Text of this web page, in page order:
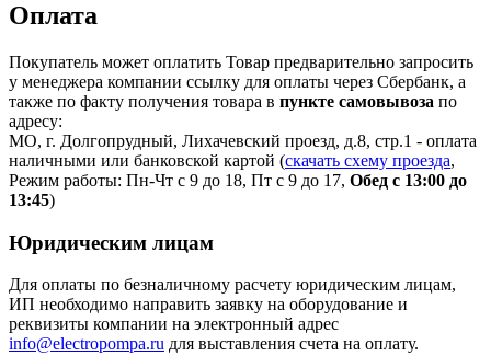
Оплата
Покупатель может оплатить Товар предварительно запросить
у менеджера компании ссылку для оплаты через Сбербанк, а
также по факту получения товара в пункте самовывоза по
адресу:
МО, г. Долгопрудный, Лихачевский проезд, д.8, стр.1 - оплата
наличными или банковской картой (скачать схему проезда,
Режим работы: Пн-Чт с 9 до 18, Пт с 9 до 17, Обед с 13:00 до
13:45)
Юридическим лицам
Для оплаты по безналичному расчету юридическим лицам,
ИП необходимо направить заявку на оборудование и
реквизиты компании на электронный адрес
info@electropompa.ru для выставления счета на оплату.